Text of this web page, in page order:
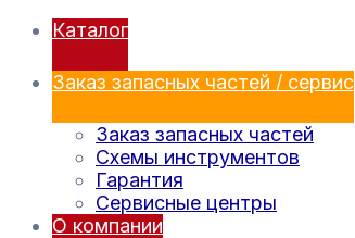
Каталог
Заказ запасных частей / сервис
Заказ запасных частей
Схемы инструментов
Гарантия
Сервисные центры
О компании